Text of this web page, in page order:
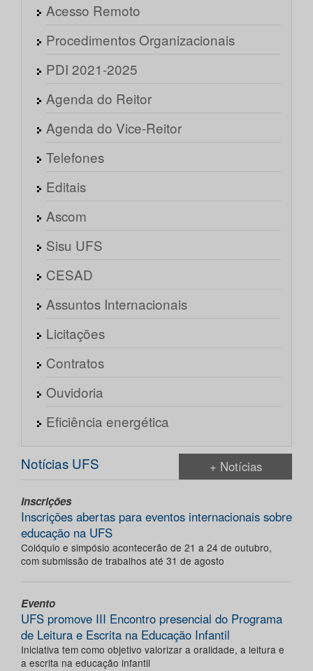
Acesso Remoto
Procedimentos Organizacionais
PDI 2021-2025
Agenda do Reitor
Agenda do Vice-Reitor
Telefones
Editais
Ascom
Sisu UFS
CESAD
Assuntos Internacionais
Licitações
Contratos
Ouvidoria
Eficiência energética
Notícias UFS + Notícias
Inscrições
Inscrições abertas para eventos internacionais sobre
educação na UFS
Colóquio e simpósio acontecerão de 21 a 24 de outubro,
com submissão de trabalhos até 31 de agosto
Evento
UFS promove III Encontro presencial do Programa
de Leitura e Escrita na Educação Infantil
Iniciativa tem como objetivo valorizar a oralidade, a leitura e
a escrita na educação infantil